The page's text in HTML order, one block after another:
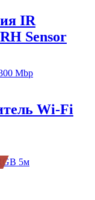
IR
Sensor
Wi-Fi